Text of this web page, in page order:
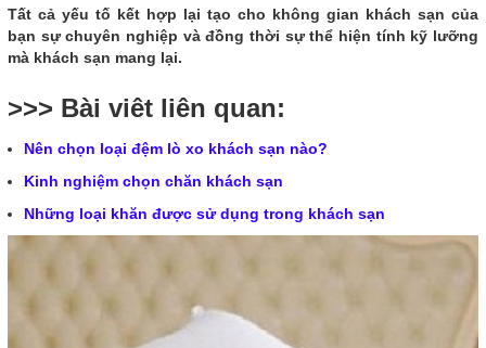
Tất cả yếu tố kết hợp lại tạo cho không gian khách sạn của
bạn sự chuyên nghiệp và đồng thời sự thể hiện tính kỹ lưỡng
mà khách sạn mang lại.
>>> Bài viêt liên quan:
Nên chọn loại đệm lò xo khách sạn nào?
Kinh nghiệm chọn chăn khách sạn
Những loại khăn được sử dụng trong khách sạn